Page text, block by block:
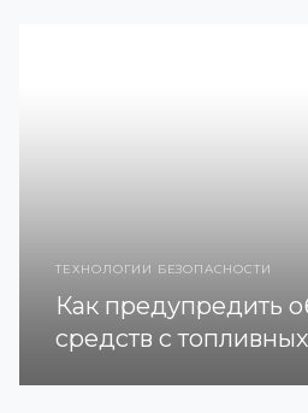
ТЕХНОЛОГИИ БЕЗОПАСНОСТИ
Как предупредить
средств с